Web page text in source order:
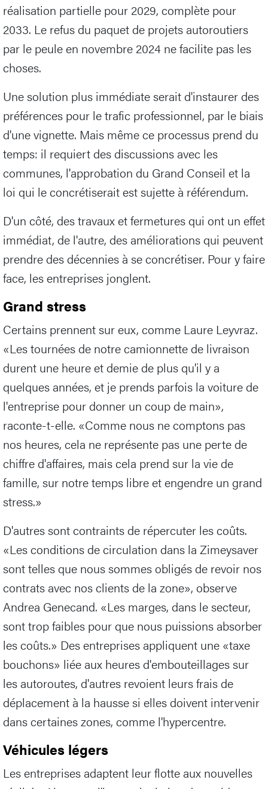
réalisation partielle pour 2029, complète pour
2033. Le refus du paquet de projets autoroutiers
par le peule en novembre 2024 ne facilite pas les
choses.
Une solution plus immédiate serait d'instaurer des
préférences pour le trafic professionnel, par le biais
d'une vignette. Mais même ce processus prend du
temps: il requiert des discussions avec les
communes, l'approbation du Grand Conseil et la
loi qui le concrétiserait est sujette à référendum.
D'un côté, des travaux et fermetures qui ont un effet
immédiat, de l'autre, des améliorations qui peuvent
prendre des décennies à se concrétiser. Pour y faire
face, les entreprises jonglent.
Grand stress
Certains prennent sur eux, comme Laure Leyvraz.
«Les tournées de notre camionnette de livraison
durent une heure et demie de plus qu'il y a
quelques années, et je prends parfois la voiture de
l'entreprise pour donner un coup de main»,
raconte-t-elle. «Comme nous ne comptons pas
nos heures, cela ne représente pas une perte de
chiffre d'affaires, mais cela prend sur la vie de
famille, sur notre temps libre et engendre un grand
stress.»
D'autres sont contraints de répercuter les coûts.
«Les conditions de circulation dans la Zimeysaver
sont telles que nous sommes obligés de revoir nos
contrats avec nos clients de la zone», observe
Andrea Genecand. «Les marges, dans le secteur,
sont trop faibles pour que nous puissions absorber
les coûts.» Des entreprises appliquent une «taxe
bouchons» liée aux heures d'embouteillages sur
les autoroutes, d'autres revoient leurs frais de
déplacement à la hausse si elles doivent intervenir
dans certaines zones, comme l'hypercentre.
Véhicules légers
Les entreprises adaptent leur flotte aux nouvelles